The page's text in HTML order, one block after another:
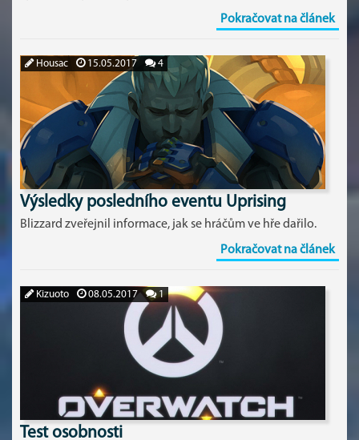
Pokračovat na článek
Housac 15.05.2017 4
Výsledky posledního eventu Uprising
Blizzard zveřejnil informace, jak se hráčům ve hře dařilo.
Pokračovat na článek
Kizuoto 08.05.2017 1
Test osobnosti